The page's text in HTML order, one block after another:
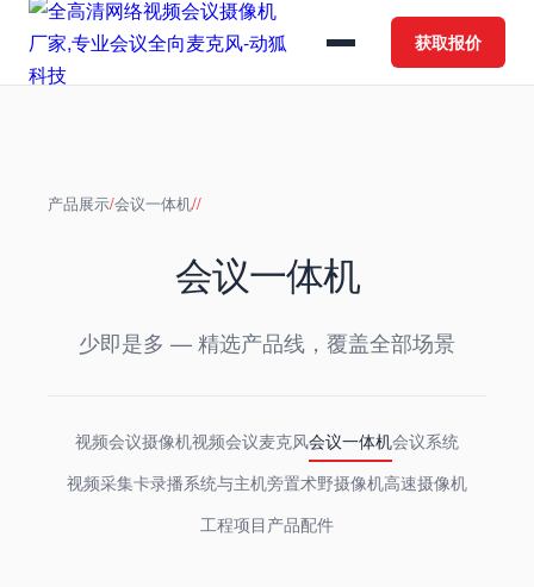
获取报价
产品展示/会议一体机//
会议一体机
少即是多 — 精选产品线，覆盖全部场景
视频会议摄像机视频会议麦克风会议一体机会议系统
视频采集卡录播系统与主机旁置术野摄像机高速摄像机
工程项目产品配件